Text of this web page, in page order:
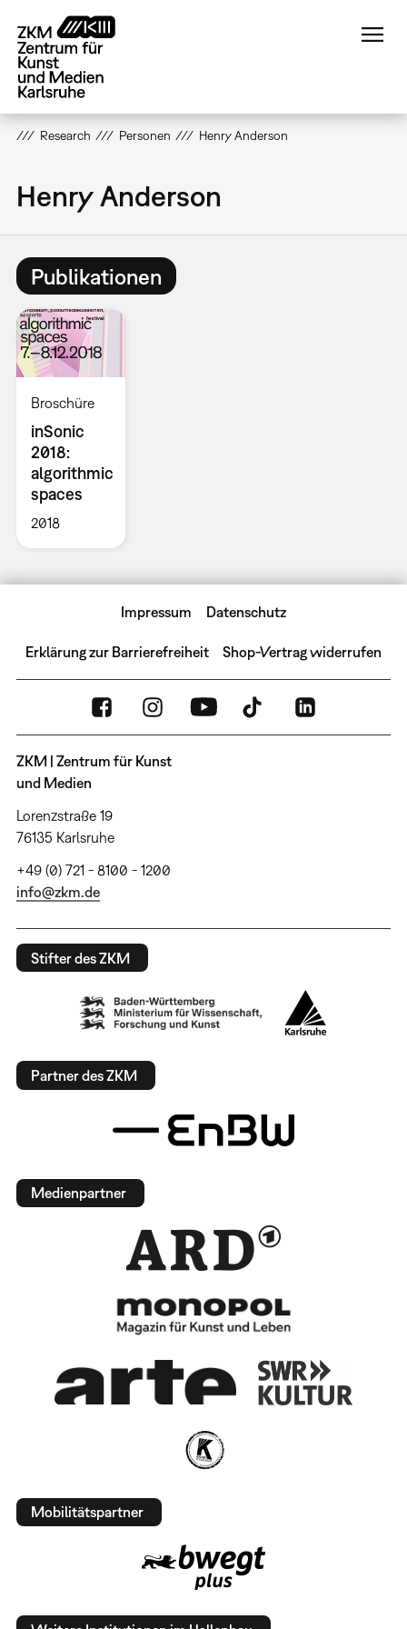
zum
Inhalt
Research Personen Henry Anderson
Henry Anderson
Publikationen
Broschüre
inSonic
2018:
algorithmic
spaces
2018
Impressum Datenschutz
Erklärung zur Barrierefreiheit Shop-Vertrag widerrufen
ZKM | Zentrum für Kunst
und Medien
Lorenzstraße 19
76135 Karlsruhe
+49 (0) 721 - 8100 - 1200
info@zkm.de
Stifter des ZKM
Partner des ZKM
Medienpartner
Mobilitätspartner